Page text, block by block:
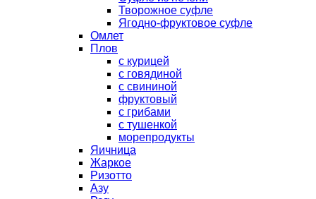
Творожное суфле
Ягодно-фруктовое суфле
Омлет
Плов
с курицей
с говядиной
с свининой
фруктовый
с грибами
с тушенкой
морепродукты
Яичница
Жаркое
Ризотто
Азу